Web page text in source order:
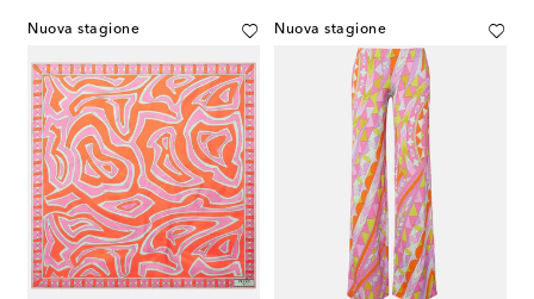
Nuova stagione Nuova stagione